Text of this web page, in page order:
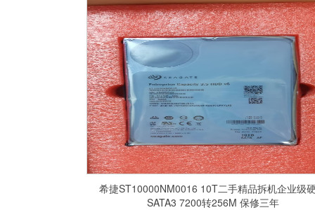
希捷ST10000NM0016 10T二手精品拆机企业级硬盘
SATA3 7200转256M 保修三年